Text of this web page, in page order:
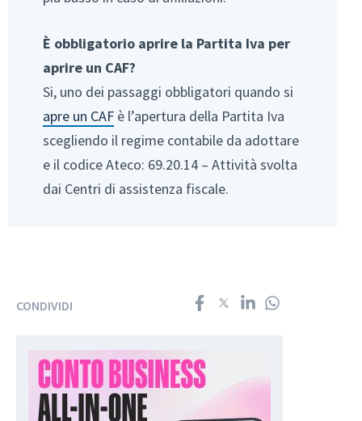
È obbligatorio aprire la Partita Iva per
aprire un CAF?
Si, uno dei passaggi obbligatori quando si
apre un CAF è l’apertura della Partita Iva
scegliendo il regime contabile da adottare
e il codice Ateco: 69.20.14 – Attività svolta
dai Centri di assistenza fiscale.
CONDIVIDI